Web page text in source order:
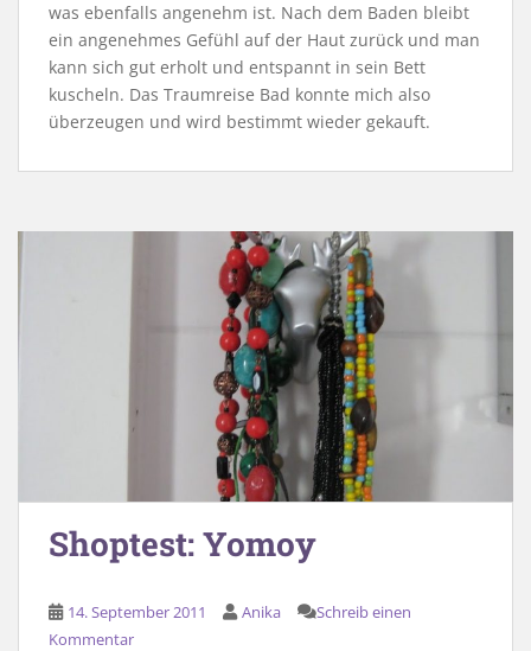
was ebenfalls angenehm ist. Nach dem Baden bleibt
ein angenehmes Gefühl auf der Haut zurück und man
kann sich gut erholt und entspannt in sein Bett
kuscheln. Das Traumreise Bad konnte mich also
überzeugen und wird bestimmt wieder gekauft.
Shoptest: Yomoy
14. September 2011 Anika
Schreib einen
Kommentar